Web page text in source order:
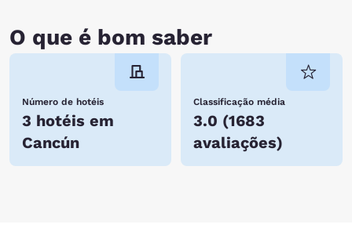
O que é bom saber
Número de hotéis
3 hotéis em
Cancún
Classificação média
3.0 (1683
avaliações)